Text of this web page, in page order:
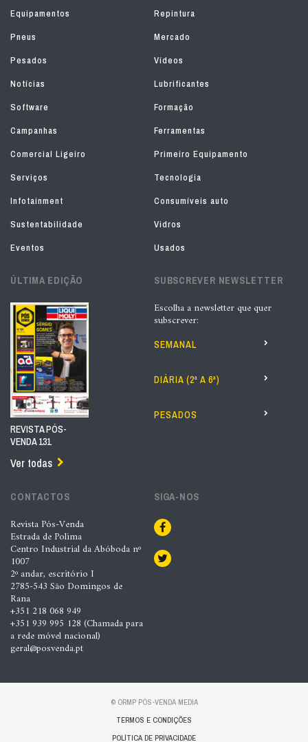
Equipamentos
Repintura
Pneus
Mercado
Pesados
Vídeos
Notícias
Lubrificantes
Software
Formação
Campanhas
Ferramentas
Comercial Ligeiro
Primeiro Equipamento
Serviços
Tecnologia
Infotainment
Consumíveis auto
Sustentabilidade
Vidros
Eventos
Usados
ÚLTIMA EDIÇÃO
REVISTA PÓS-
VENDA 131
Ver todas
SUBSCREVER NEWSLETTER
Escolha a newsletter que quer
subscrever:
SEMANAL
DIÁRIA (2ª A 6ª)
PESADOS
CONTACTOS
Revista Pós-Venda
Estrada de Polima
Centro Industrial da Abóboda nº
1007
2º andar, escritório I
2785-543 São Domingos de
Rana
+351 218 068 949
+351 939 995 128 (Chamada para
a rede móvel nacional)
geral@posvenda.pt
SIGA-NOS
© ORMP PÓS-VENDA MEDIA
TERMOS E CONDIÇÕES
POLÍTICA DE PRIVACIDADE